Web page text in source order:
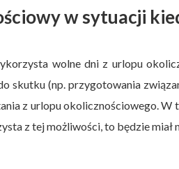
w sytuacji
wolne dni z urlopu
skutku (np. przygotowania
z urlopu okolicznościowego.
z tej możliwości, to będzie